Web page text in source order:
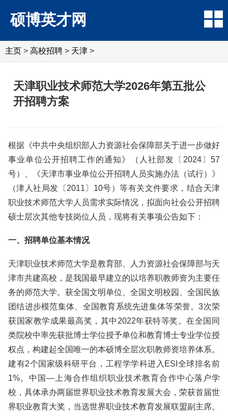
硕博英才网
主页 > 高校招聘 > 天津 >
天津职业技术师范大学2026年第五批公
开招聘方案
根据《中共中央组织部人力资源社会保障部关于进一步做好
事业单位公开招聘工作的通知》（人社部发〔2024〕57
号）、《天津市事业单位公开招聘人员实施办法（试行）》
（津人社局发〔2011〕10号）等有关文件要求，结合天津
职业技术师范大学人员需求实际情况，拟面向社会公开招聘
硕士层次其他专技岗位人员，现将有关事项公告如下：
一、招聘单位基本情况
天津职业技术师范大学是教育部、人力资源社会保障部与天
津市共建高校，是我国最早建立的以培养职教师资为主要任
务的师范大学。获全国文明单位、全国文明校园、全国民族
团结进步模范集体、全国教育系统先进集体等荣誉。3次荣
获国家教学成果最高奖，其中2022年获特等奖。在全国同
类院校中率先获批博士学位授予单位和教育博士专业学位授
权点，构建起全国唯一的本硕博全层次职教师资培养体系。
建有2个国家级科研平台，工程学学科进入ESI全球排名前
1%。中国—上海合作组织职业技术教育合作中心落户学
校，具体承办两届世界职业技术教育发展大会，荣获首届世
界职业教育大奖，当选世界职业技术教育发展联盟副主席。